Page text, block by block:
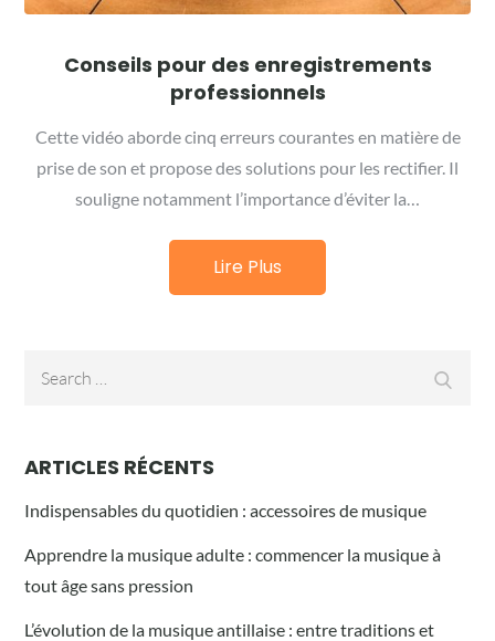
Conseils pour des enregistrements
professionnels
Cette vidéo aborde cinq erreurs courantes en matière de
prise de son et propose des solutions pour les rectifier. Il
souligne notamment l’importance d’éviter la…
Lire Plus
ARTICLES RÉCENTS
Indispensables du quotidien : accessoires de musique
Apprendre la musique adulte : commencer la musique à
tout âge sans pression
L’évolution de la musique antillaise : entre traditions et